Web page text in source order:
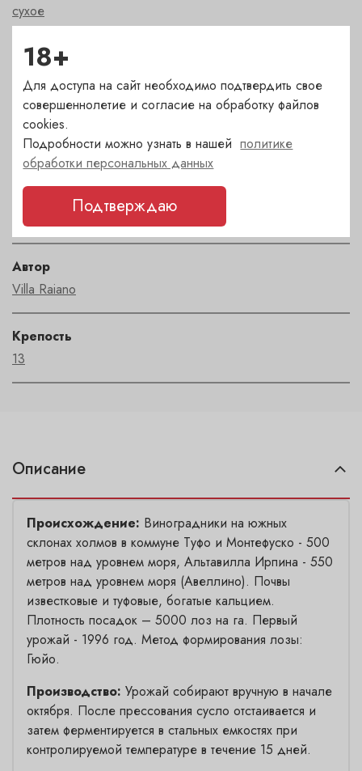
сухое
Страна
Италия
Сорт
греко
Регион
Campania
Автор
Villa Raiano
Крепость
13
Описание
Происхождение: Виноградники на южных
склонах холмов в коммуне Туфо и Монтефуско - 500
метров над уровнем моря, Альтавилла Ирпина - 550
метров над уровнем моря (Авеллино). Почвы
известковые и туфовые, богатые кальцием.
Плотность посадок – 5000 лоз на га. Первый
урожай - 1996 год. Метод формирования лозы:
Гюйо.
Производство: Урожай собирают вручную в начале
октября. После прессования сусло отстаивается и
затем ферментируется в стальных емкостях при
контролируемой температуре в течение 15 дней.
18+
Для доступа на сайт необходимо подтвердить свое
совершеннолетие и согласие на обработку файлов
cookies.
Подробности можно узнать в нашейполитике
обработки персональных данных
Подтверждаю